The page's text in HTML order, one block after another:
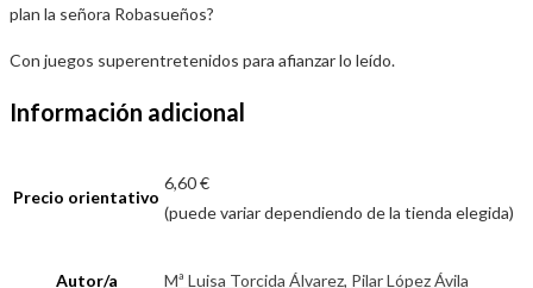
plan la señora Robasueños?
Con juegos superentretenidos para afianzar lo leído.
Información adicional
Precio orientativo
6,60 €
(puede variar dependiendo de la tienda elegida)
Autor/a Mª Luisa Torcida Álvarez, Pilar López Ávila